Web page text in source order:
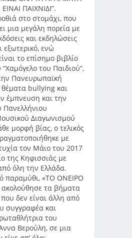
ΠΑΙΧΝΙΔΙ”.
στο στομάχι, που
μια μεγάλη πορεία με
και εκδηλώσεις
εξωτερικό, ενώ
το επίσημο βιβλίο
του Παιδιού”,
Πανευρωπαϊκή
θέματα bullying και
έμπνευση και την
Πανελλήνιου
Διαγωνισμού
μορφή βίας, ο τελικός
με
τον Μάιο του 2017
της Κηφισσιάς με
όλη την Ελλάδα.
παραμύθι, «ΤΟ ΟΝΕΙΡΟ
τα βήματα
δεν είναι άλλη από
συγγραφέα και
του
Βερούλη, σε μια